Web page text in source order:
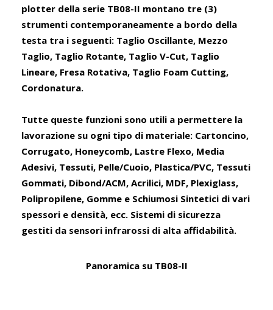
plotter della serie TB08-II montano tre (3)
strumenti contemporaneamente a bordo della
testa tra i seguenti: Taglio Oscillante, Mezzo
Taglio, Taglio Rotante, Taglio V-Cut, Taglio
Lineare, Fresa Rotativa, Taglio Foam Cutting,
Cordonatura.
Tutte queste funzioni sono utili a permettere la
lavorazione su ogni tipo di materiale: Cartoncino,
Corrugato, Honeycomb, Lastre Flexo, Media
Adesivi, Tessuti, Pelle/Cuoio, Plastica/PVC, Tessuti
Gommati, Dibond/ACM, Acrilici, MDF, Plexiglass,
Polipropilene, Gomme e Schiumosi Sintetici di vari
spessori e densità, ecc. Sistemi di sicurezza
gestiti da sensori infrarossi di alta affidabilità.
Panoramica su TB08-II